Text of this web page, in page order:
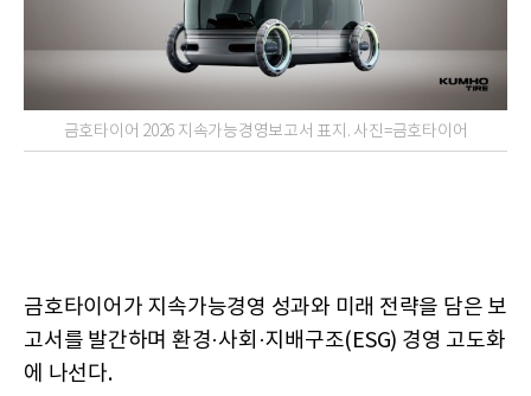
금호타이어 2026 지속가능경영보고서 표지. 사진=금호타이어
금호타이어가 지속가능경영 성과와 미래 전략을 담은 보
고서를 발간하며 환경·사회·지배구조(ESG) 경영 고도화
에 나선다.